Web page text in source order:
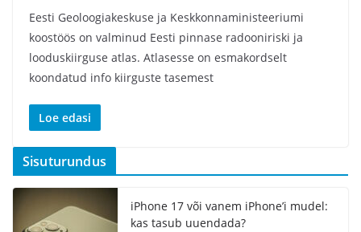
Eesti Geoloogiakeskuse ja Keskkonnaministeeriumi
koostöös on valminud Eesti pinnase radooniriski ja
looduskiirguse atlas. Atlasesse on esmakordselt
koondatud info kiirguste tasemest
Loe edasi
Sisuturundus
iPhone 17 või vanem iPhone’i mudel:
kas tasub uuendada?